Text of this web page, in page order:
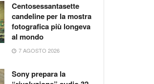
Centosessantasette
candeline per la mostra
fotografica più longeva
al mondo
7 AGOSTO 2026
Sony prepara la